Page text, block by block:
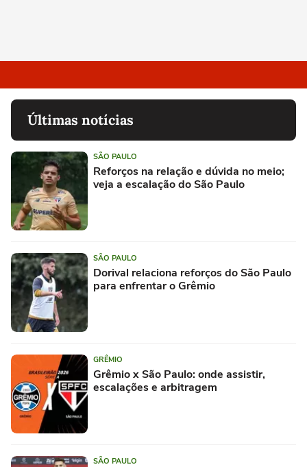
Últimas notícias
SÃO PAULO
Reforços na relação e dúvida no meio;
veja a escalação do São Paulo
SÃO PAULO
Dorival relaciona reforços do São Paulo
para enfrentar o Grêmio
GRÊMIO
Grêmio x São Paulo: onde assistir,
escalações e arbitragem
SÃO PAULO